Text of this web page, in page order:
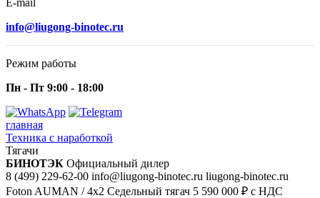
E-mail
info@liugong-binotec.ru
Режим работы
Пн - Пт 9:00 - 18:00
главная
Техника с наработкой
Тягачи
БИНОТЭК Официальный дилер
8 (499) 229-62-00 info@liugong-binotec.ru liugong-binotec.ru
Foton AUMAN / 4x2 Седельный тягач 5 590 000 ₽ с НДС